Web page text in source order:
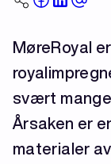
MøreRoyal
svært
Årsaken er
materialer